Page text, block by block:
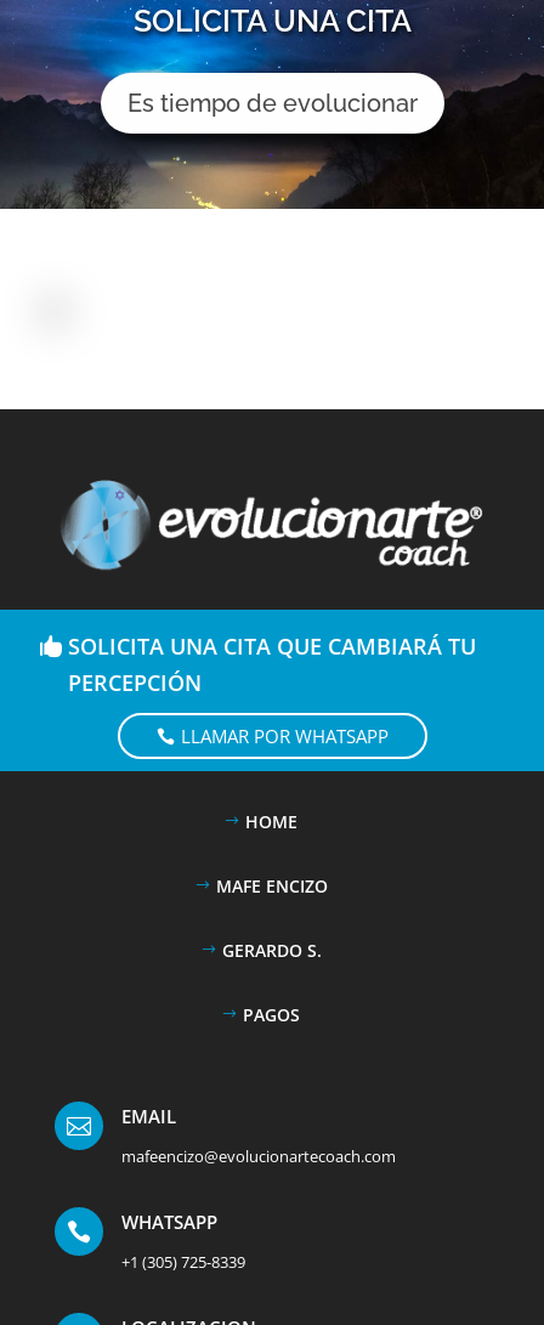
SOLICITA UNA CITA
Es tiempo de evolucionar
SOLICITA UNA CITA QUE CAMBIARÁ TU
PERCEPCIÓN
LLAMAR POR WHATSAPP
HOME
MAFE ENCIZO
GERARDO S.
PAGOS
 EMAIL
mafeencizo@evolucionartecoach.com
 WHATSAPP
+1 (305) 725-8339